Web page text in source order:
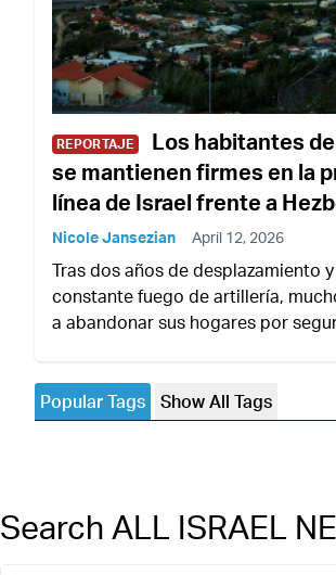
REPORTAJE
Los habitantes
se mantienen firmes en la
línea de Israel frente a
Nicole Jansezian April 12, 2026
Tras dos años de desplazamiento
constante fuego de artillería,
a abandonar sus hogares por
Popular Tags Show All Tags
Search ALL ISRAEL